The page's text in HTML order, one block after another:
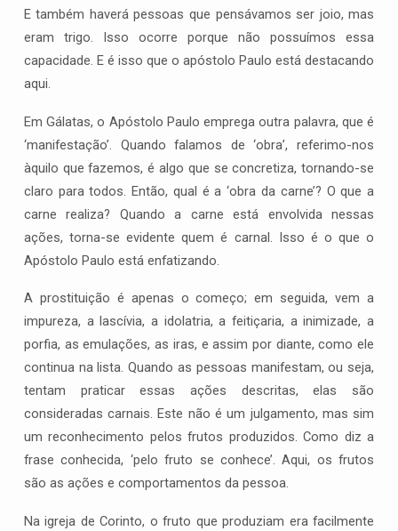
E também haverá pessoas que pensávamos ser joio, mas
eram trigo. Isso ocorre porque não possuímos essa
capacidade. E é isso que o apóstolo Paulo está destacando
aqui.
Em Gálatas, o Apóstolo Paulo emprega outra palavra, que é
‘manifestação’. Quando falamos de ‘obra’, referimo-nos
àquilo que fazemos, é algo que se concretiza, tornando-se
claro para todos. Então, qual é a ‘obra da carne’? O que a
carne realiza? Quando a carne está envolvida nessas
ações, torna-se evidente quem é carnal. Isso é o que o
Apóstolo Paulo está enfatizando.
A prostituição é apenas o começo; em seguida, vem a
impureza, a lascívia, a idolatria, a feitiçaria, a inimizade, a
porfia, as emulações, as iras, e assim por diante, como ele
continua na lista. Quando as pessoas manifestam, ou seja,
tentam praticar essas ações descritas, elas são
consideradas carnais. Este não é um julgamento, mas sim
um reconhecimento pelos frutos produzidos. Como diz a
frase conhecida, ‘pelo fruto se conhece’. Aqui, os frutos
são as ações e comportamentos da pessoa.
Na igreja de Corinto, o fruto que produziam era facilmente